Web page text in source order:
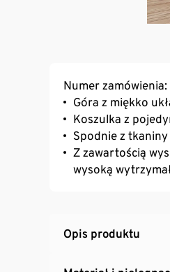
Numer zamówienia:
Góra z miękko
Koszulka z
Spodnie z
Z zawartością
wysoką
Opis produktu